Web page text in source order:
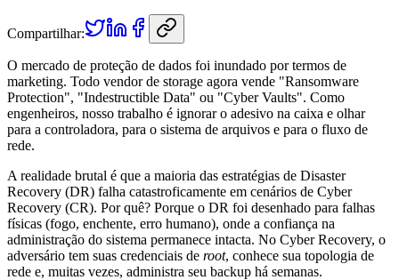
Compartilhar:
O mercado de proteção de dados foi inundado por termos de
marketing. Todo vendor de storage agora vende "Ransomware
Protection", "Indestructible Data" ou "Cyber Vaults". Como
engenheiros, nosso trabalho é ignorar o adesivo na caixa e olhar
para a controladora, para o sistema de arquivos e para o fluxo de
rede.
A realidade brutal é que a maioria das estratégias de Disaster
Recovery (DR) falha catastroficamente em cenários de Cyber
Recovery (CR). Por quê? Porque o DR foi desenhado para falhas
físicas (fogo, enchente, erro humano), onde a confiança na
administração do sistema permanece intacta. No Cyber Recovery, o
adversário tem suas credenciais de root, conhece sua topologia de
rede e, muitas vezes, administra seu backup há semanas.